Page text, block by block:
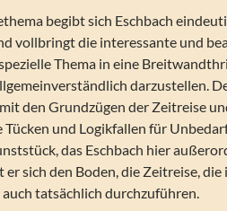
begibt sich Eschbach
vollbringt die interessante und
Thema in eine
darzustellen.
den Grundzügen der Zeitreise
Tücken und Logikfallen für
das Eschbach hier
sich den Boden, die Zeitreise, die
tatsächlich durchzuführen.